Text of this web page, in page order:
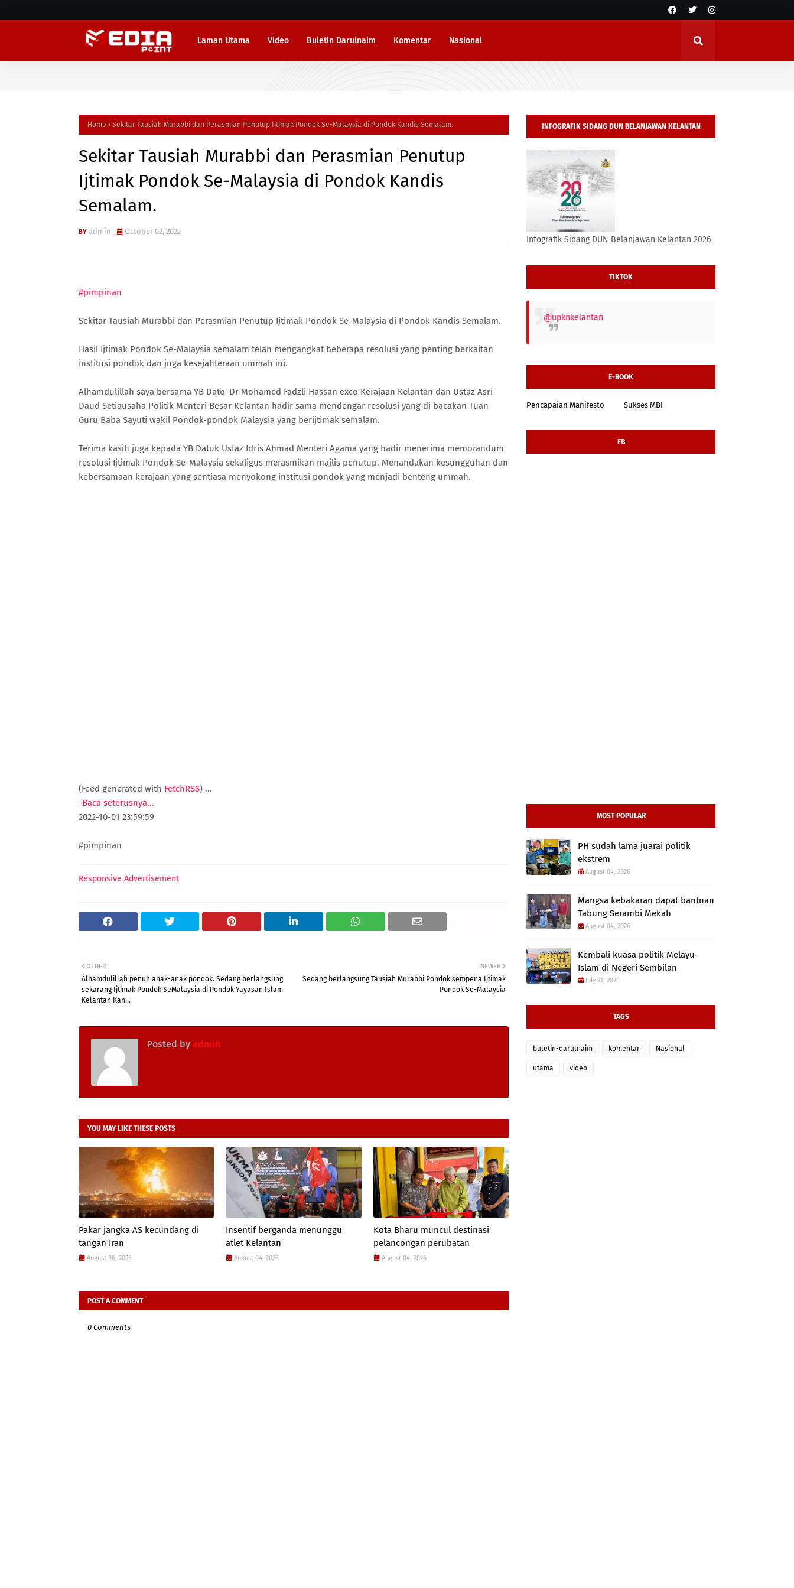
Laman Utama Video Buletin Darulnaim Komentar Nasional
Home Sekitar Tausiah Murabbi dan Perasmian Penutup Ijtimak Pondok Se-Malaysia di Pondok Kandis Semalam.
Sekitar Tausiah Murabbi dan Perasmian Penutup
Ijtimak Pondok Se-Malaysia di Pondok Kandis
Semalam.
admin October 02, 2022
#pimpinan
Sekitar Tausiah Murabbi dan Perasmian Penutup Ijtimak Pondok Se-Malaysia di Pondok Kandis Semalam.
Hasil Ijtimak Pondok Se-Malaysia semalam telah mengangkat beberapa resolusi yang penting berkaitan
institusi pondok dan juga kesejahteraan ummah ini.
Alhamdulillah saya bersama YB Dato' Dr Mohamed Fadzli Hassan exco Kerajaan Kelantan dan Ustaz Asri
Daud Setiausaha Politik Menteri Besar Kelantan hadir sama mendengar resolusi yang di bacakan Tuan
Guru Baba Sayuti wakil Pondok-pondok Malaysia yang berijtimak semalam.
Terima kasih juga kepada YB Datuk Ustaz Idris Ahmad Menteri Agama yang hadir menerima memorandum
resolusi Ijtimak Pondok Se-Malaysia sekaligus merasmikan majlis penutup. Menandakan kesungguhan dan
kebersamaan kerajaan yang sentiasa menyokong institusi pondok yang menjadi benteng ummah.
(Feed generated with FetchRSS) ...
-Baca seterusnya...
2022-10-01 23:59:59
#pimpinan
Responsive Advertisement
NEWER
Sedang berlangsung Tausiah Murabbi Pondok sempena Ijtimak
Pondok Se-Malaysia
OLDER
Alhamdulillah penuh anak-anak pondok. Sedang berlangsung
sekarang Ijtimak Pondok SeMalaysia di Pondok Yayasan Islam
Kelantan Kan...
Posted by admin
YOU MAY LIKE THESE POSTS
Pakar jangka AS kecundang di
tangan Iran
August 06, 2026
Insentif berganda menunggu
atlet Kelantan
August 04, 2026
Kota Bharu muncul destinasi
pelancongan perubatan
August 04, 2026
POST A COMMENT
0 Comments
INFOGRAFIK SIDANG DUN BELANJAWAN KELANTAN
2026
Infografik Sidang DUN Belanjawan Kelantan 2026
TIKTOK
@upknkelantan
E-BOOK
Pencapaian Manifesto Sukses MBI
FB
MOST POPULAR
PH sudah lama juarai politik
ekstrem
August 04, 2026
Mangsa kebakaran dapat bantuan
Tabung Serambi Mekah
August 04, 2026
Kembali kuasa politik Melayu-
Islam di Negeri Sembilan
July 31, 2026
TAGS
buletin-darulnaim komentar Nasional
utama video